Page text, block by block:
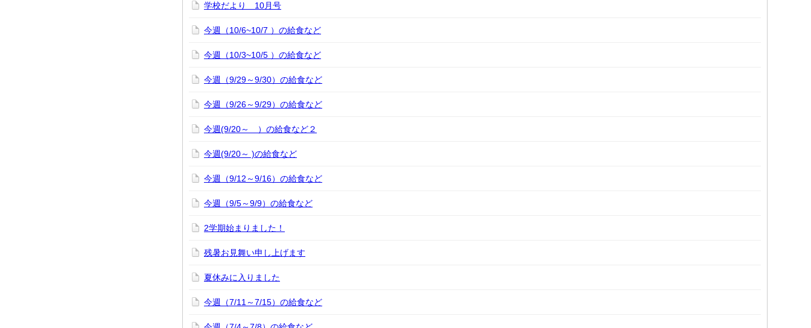
学校だより 10月号
今週（10/6~10/7 ）の給食など
今週（10/3~10/5 ）の給食など
今週（9/29～9/30）の給食など
今週（9/26～9/29）の給食など
今週(9/20～ ）の給食など２
今週(9/20～ )の給食など
今週（9/12～9/16）の給食など
今週（9/5～9/9）の給食など
2学期始まりました！
残暑お見舞い申し上げます
夏休みに入りました
今週（7/11～7/15）の給食など